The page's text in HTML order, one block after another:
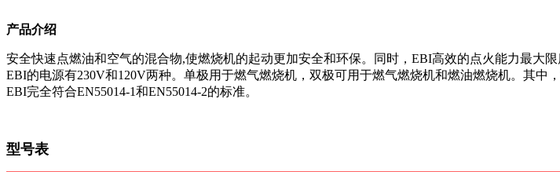
产品介绍
安全快速点燃油和空气的混合物,使燃烧机的起动更加安全和环保。同时，EBI高效的点火能力最大限
EBI的电源有230V和120V两种。单极用于燃气燃烧机，双极可用于燃气燃烧机和燃油燃烧机。其中
EBI完全符合EN55014-1和EN55014-2的标准。
型号表